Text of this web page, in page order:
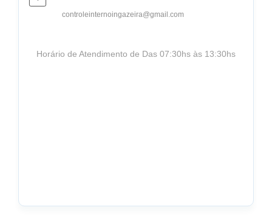
controleinternoingazeira@gmail.com
Horário de Atendimento de Das 07:30hs às 13:30hs